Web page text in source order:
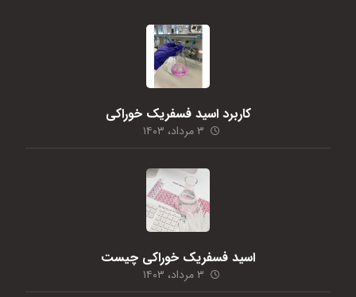
کاربرد اسید فسفریک خوراکی
۳ مرداد، ۱۴۰۳
اسید فسفریک خوراکی چیست
۳ مرداد، ۱۴۰۳